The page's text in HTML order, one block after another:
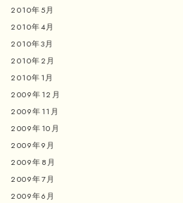
2010年5月
2010年4月
2010年3月
2010年2月
2010年1月
2009年12月
2009年11月
2009年10月
2009年9月
2009年8月
2009年7月
2009年6月